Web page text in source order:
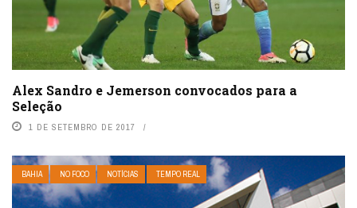
Alex Sandro e Jemerson convocados para a
Seleção
1 DE SETEMBRO DE 2017
BAHIA NO FOCO NOTÍCIAS TEMPO REAL